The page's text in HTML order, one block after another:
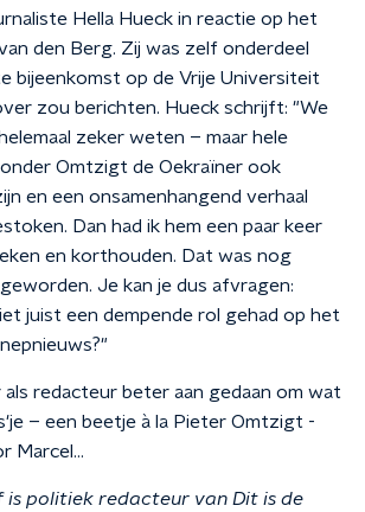
Hella Hueck in reactie op het
den Berg. Zij was zelf onderdeel
bijeenkomst op de Vrije Universiteit
zou berichten. Hueck schrijft: "We
zeker weten – maar hele
Omtzigt de Oekraïner ook
en een onsamenhangend verhaal
Dan had ik hem een paar keer
en korthouden. Dat was nog
Je kan je dus afvragen:
juist een dempende rol gehad op het
als redacteur beter aan gedaan om wat
– een beetje à la Pieter Omtzigt -
Marcel...
is politiek redacteur van Dit is de